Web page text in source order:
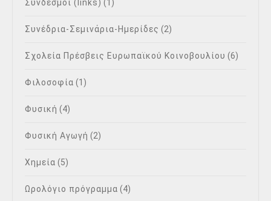
Σύνδεσμοι (links) (1)
Συνέδρια-Σεμινάρια-Ημερίδες (2)
Σχολεία Πρέσβεις Ευρωπαϊκού Κοινοβουλίου (6)
Φιλοσοφία (1)
Φυσική (4)
Φυσική Αγωγή (2)
Χημεία (5)
Ωρολόγιο πρόγραμμα (4)